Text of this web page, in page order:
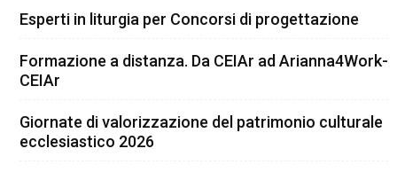
Esperti in liturgia per Concorsi di progettazione
Formazione a distanza. Da CEIAr ad Arianna4Work-
CEIAr
Giornate di valorizzazione del patrimonio culturale
ecclesiastico 2026